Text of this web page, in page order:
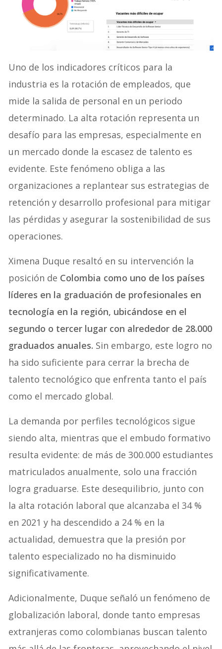
Uno de los indicadores críticos para la
industria es la rotación de empleados, que
mide la salida de personal en un periodo
determinado. La alta rotación representa un
desafío para las empresas, especialmente en
un mercado donde la escasez de talento es
evidente. Este fenómeno obliga a las
organizaciones a replantear sus estrategias de
retención y desarrollo profesional para mitigar
las pérdidas y asegurar la sostenibilidad de sus
operaciones.
Ximena Duque resaltó en su intervención la
posición de Colombia como uno de los países
líderes en la graduación de profesionales en
tecnología en la región, ubicándose en el
segundo o tercer lugar con alrededor de 28.000
graduados anuales. Sin embargo, este logro no
ha sido suficiente para cerrar la brecha de
talento tecnológico que enfrenta tanto el país
como el mercado global.
La demanda por perfiles tecnológicos sigue
siendo alta, mientras que el embudo formativo
resulta evidente: de más de 300.000 estudiantes
matriculados anualmente, solo una fracción
logra graduarse. Este desequilibrio, junto con
la alta rotación laboral que alcanzaba el 34 %
en 2021 y ha descendido a 24 % en la
actualidad, demuestra que la presión por
talento especializado no ha disminuido
significativamente.
Adicionalmente, Duque señaló un fenómeno de
globalización laboral, donde tanto empresas
extranjeras como colombianas buscan talento